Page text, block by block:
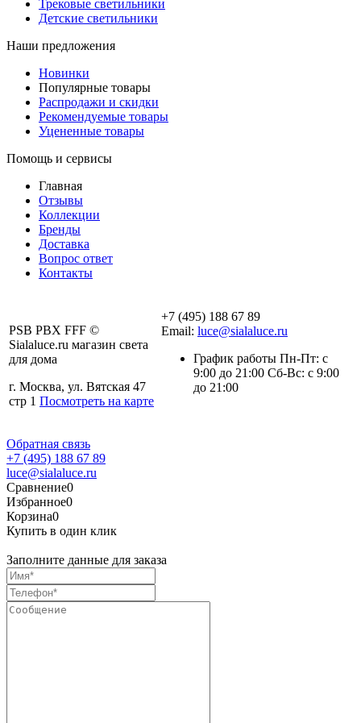
Трековые светильники
Детские светильники
Наши предложения
Новинки
Популярные товары
Распродажи и скидки
Рекомендуемые товары
Уцененные товары
Помощь и сервисы
Главная
Отзывы
Коллекции
Бренды
Доставка
Вопрос ответ
Контакты
PSB PBX FFF ©
Sialaluce.ru магазин света
для дома
г. Москва, ул. Вятская 47
стр 1 Посмотреть на карте
+7 (495) 188 67 89
Email: luce@sialaluce.ru
График работы Пн-Пт: с
9:00 до 21:00 Сб-Вс: с 9:00
до 21:00
Обратная связь
+7 (495) 188 67 89
luce@sialaluce.ru
Сравнение0
Избранное0
Корзина0
Купить в один клик
Заполните данные для заказа